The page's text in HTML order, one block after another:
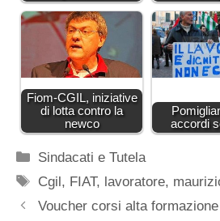
Fiom-CGIL, iniziative
di lotta contro la
newco
accordi
Categorie
Sindacati e Tutela
Tag
Cgil, FIAT, lavoratore,
Voucher corsi alta